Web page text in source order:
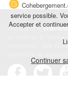
Trouvez une
au mois ou à
temporaire : des
service possible.
Accepter et
Continuer